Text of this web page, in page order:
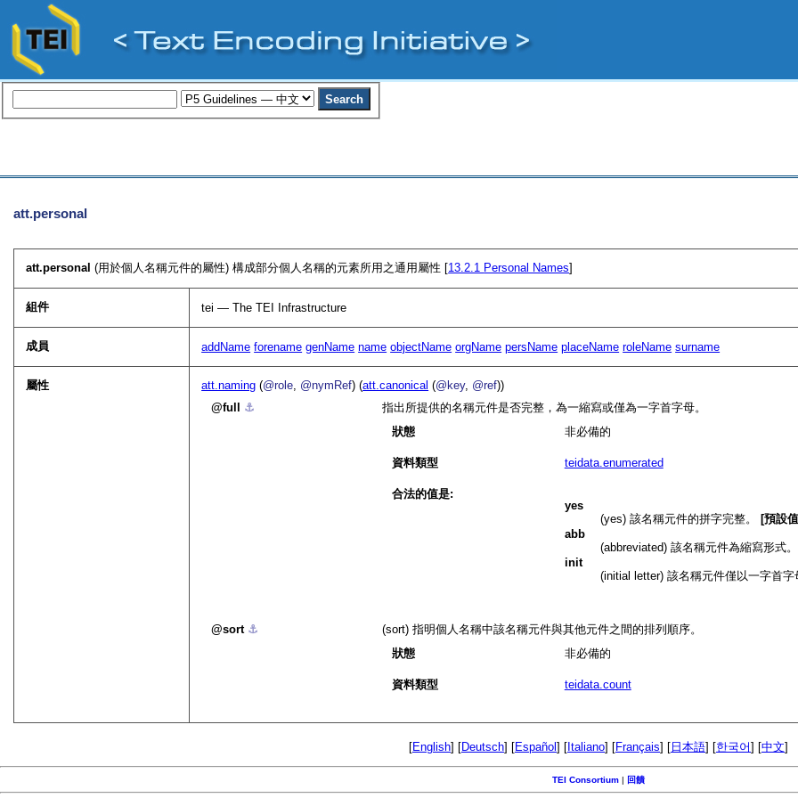
att.personal
att.personal (用於個人名稱元件的屬性) 構成部分個人名稱的元素所用之通用屬性 [13.2.1 Personal Names]
組件 tei — The TEI Infrastructure
成員 addName forename genName name objectName orgName persName placeName roleName surname
屬性 att.naming (@role @nymRef) (att.canonical (@key, @ref))
full
⚓︎
指出所提供的名稱元件是否完整，為一縮寫或僅為一字首字母。
狀態
非必備的
資料類型 teidata.enumerated
合法的值是:
yes
(yes) 該名稱元件的拼字完整。
[預設
abb
(abbreviated) 該名稱元件為縮寫形式。
init
(initial letter) 該名稱元件僅以一字首字
sort ⚓︎
(sort) 指明個人名稱中該名稱元件與其他元件之間的排列順序。
狀態
非必備的
資料類型 teidata.count
[English] [Deutsch] [Español] [Italiano] [Français] [日本語] [한국어] [中文]
TEI Consortium | 回饋